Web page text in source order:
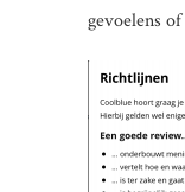
gevoelens